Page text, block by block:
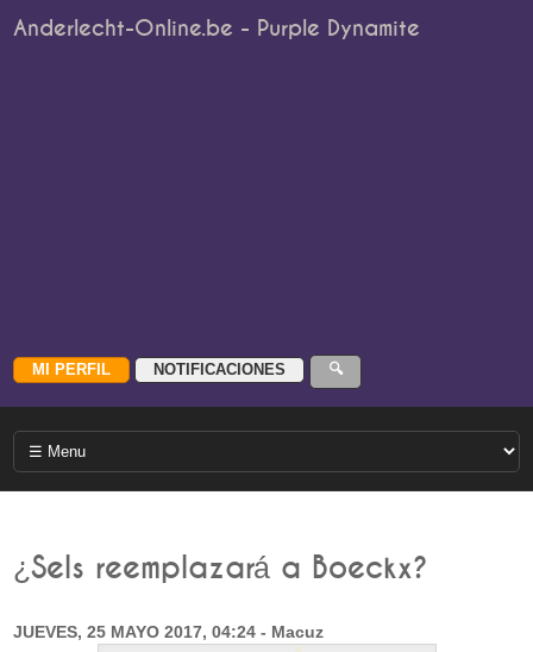
Anderlecht-Online.be - Purple Dynamite
¿Sels reemplazará a Boeckx?
JUEVES, 25 MAYO 2017, 04:24 - Macuz